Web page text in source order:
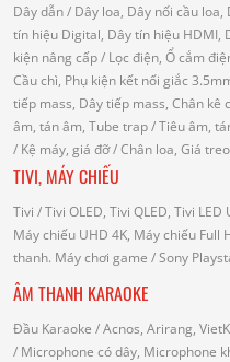
Dây dẫn/ Dây loa, Dây nối cầu
tín hiệu Digital, Dây tín hiệu HDMI,
kiện nâng cấp/ Lọc điện, Ổ cắm
Cầu chì, Phụ kiện kết nối giắc
tiếp mass, Dây tiếp mass, Chân kê
âm, tán âm, Tube trap/ Tiêu âm,
/ Kệ máy, giá đỡ/ Chân loa, Giá
TIVI, MÁY CHIẾU
Tivi / Tivi OLED, Tivi QLED, Tivi LED
Máy chiếu UHD 4K, Máy chiếu Full
thanh. Máy chơi game / Sony
ÂM THANH KARAOKE
Đầu Karaoke / Acnos, Arirang,
/ Microphone có dây, Microphone